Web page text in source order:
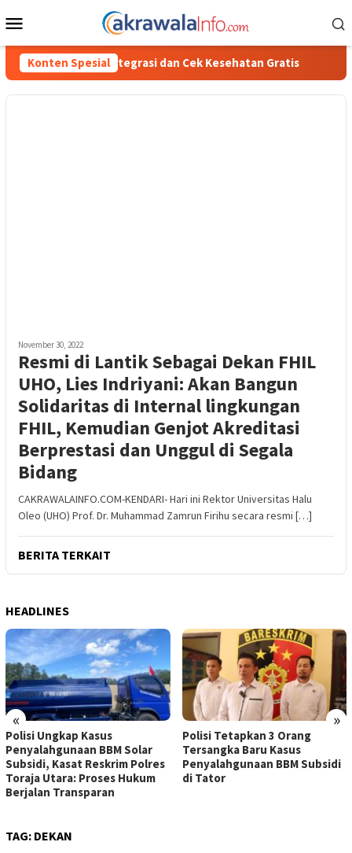
ke
Mobile
Konten Spesial
dan Cek Kesehatan Gratis Polisi Ungkap
November 30, 2022
Resmi di Lantik Sebagai Dekan FHIL
UHO, Lies Indriyani: Akan Bangun
Solidaritas di Internal lingkungan
FHIL, Kemudian Genjot Akreditasi
Berprestasi dan Unggul di Segala
Bidang
CAKRAWALAINFO.COM-KENDARI- Hari ini Rektor Universitas Halu
Oleo (UHO) Prof. Dr. Muhammad Zamrun Firihu secara resmi […]
BERITA TERKAIT
HEADLINES
« »
Polisi Ungkap Kasus
Penyalahgunaan BBM Solar
Subsidi, Kasat Reskrim Polres
Toraja Utara: Proses Hukum
Berjalan Transparan
Polisi Tetapkan 3 Orang
Tersangka Baru Kasus
Penyalahgunaan BBM Subsidi
di Tator
TAG: DEKAN